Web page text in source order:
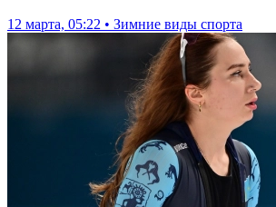
12 марта, 05:22 • Зимние виды спорта